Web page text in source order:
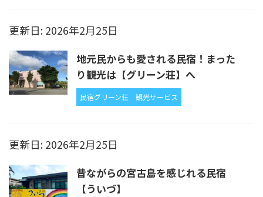
更新日: 2026年2月25日
地元民からも愛される民宿！まった
り観光は【グリーン荘】へ
民宿グリーン荘 観光サービス
更新日: 2026年2月25日
昔ながらの宮古島を感じれる民宿
【ういづ】